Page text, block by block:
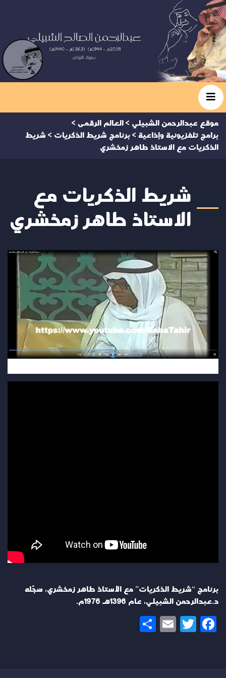
موقع عبدالرحمن الشبيلي > العالم الرقمى >
برامج تلفزيونية وإذاعية > برنامج شريط الذكريات > شريط
الذكريات مع الاستاذ طاهر زمخشري
شريط الذكريات مع
الاستاذ طاهر زمخشري
برنامج “شريط الذكريات” مع الأستاذ طاهر زمخشري، سجّله
د.عبدالرحمن الشبيلي، عام 1396هـ 1976م.
Facebook
Twitter
Email